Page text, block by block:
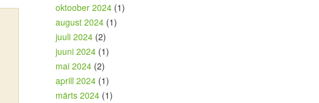
oktoober 2024 (1)
august 2024 (1)
juuli 2024 (2)
juuni 2024 (1)
mai 2024 (2)
aprill 2024 (1)
märts 2024 (1)